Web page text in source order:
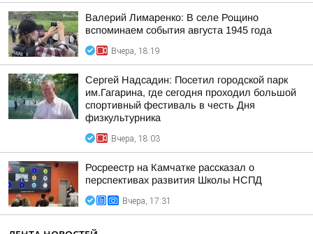
Валерий Лимаренко: В селе Рощино
вспоминаем события августа 1945 года
Вчера, 18:19
Сергей Надсадин: Посетил городской парк
им.Гагарина, где сегодня проходил большой
спортивный фестиваль в честь Дня
физкультурника
Вчера, 18:03
Росреестр на Камчатке рассказал о
перспективах развития Школы НСПД
Вчера, 17:31